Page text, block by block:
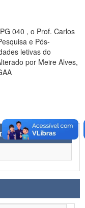
040 , o Prof. Carlos
e Pós-
letivas do
por Meire Alves,